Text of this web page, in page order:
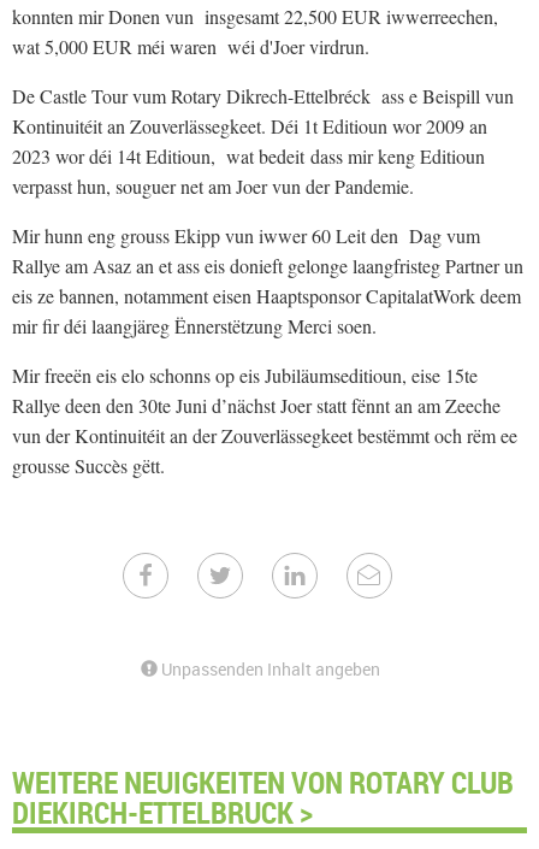
konnten mir Donen vun insgesamt 22,500 EUR iwwerreechen,
wat 5,000 EUR méi waren wéi d'Joer virdrun.
De Castle Tour vum Rotary Dikrech-Ettelbréck ass e Beispill vun
Kontinuitéit an Zouverlässegkeet. Déi 1t Editioun wor 2009 an
2023 wor déi 14t Editioun, wat bedeit dass mir keng Editioun
verpasst hun, souguer net am Joer vun der Pandemie.
Mir hunn eng grouss Ekipp vun iwwer 60 Leit den Dag vum
Rallye am Asaz an et ass eis donieft gelonge laangfristeg Partner un
eis ze bannen, notamment eisen Haaptsponsor CapitalatWork deem
mir fir déi laangjäreg Ënnerstëtzung Merci soen.
Mir freeën eis elo schonns op eis Jubiläumseditioun, eise 15te
Rallye deen den 30te Juni d’nächst Joer statt fënnt an am Zeeche
vun der Kontinuitéit an der Zouverlässegkeet bestëmmt och rëm ee
grousse Succès gëtt.
Unpassenden Inhalt angeben
WEITERE NEUIGKEITEN VON ROTARY CLUB
DIEKIRCH-ETTELBRUCK >